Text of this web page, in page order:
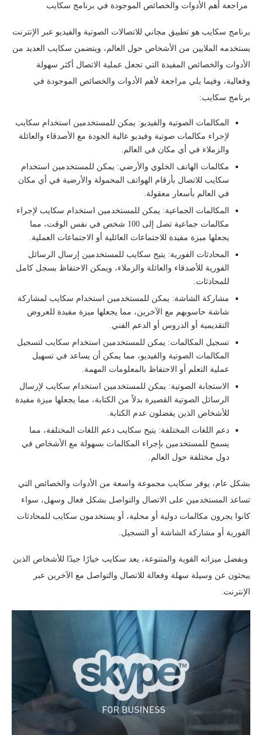
مراجعة أهم الأدوات والخصائص الموجودة في برنامج سكايب
برنامج سكايب هو تطبيق مجاني للاتصالات الصوتية والفيديو عبر الإنترنت
يستخدمه الملايين من الأشخاص حول العالم، ويتضمن سكايب العديد من
الأدوات والخصائص المفيدة التي تجعل عملية الاتصال أكثر سهولة
وفعالية، وفيما يلي مراجعة لأهم الأدوات والخصائص الموجودة في
برنامج سكايب:
المكالمات الصوتية والفيديو: يمكن للمستخدمين استخدام سكايب
لإجراء مكالمات صوتية وفيديو عالية الجودة مع الأصدقاء والعائلة
والزملاء في أي مكان في العالم.
مكالمات الهاتف الخلوي والأرضي: يمكن للمستخدمين استخدام
سكايب للاتصال بأرقام الهواتف المحمولة والأرضية في أي مكان
في العالم بأسعار معقولة.
المكالمات الجماعية: يمكن للمستخدمين استخدام سكايب لإجراء
مكالمات جماعية تصل إلى 100 شخص في نفس الوقت، مما
يجعلها ميزة مفيدة للاجتماعات العائلية أو الاجتماعات العملية.
المحادثات الفورية: يتيح سكايب للمستخدمين إرسال الرسائل
الفورية للأصدقاء والعائلة والزملاء، ويمكن الاحتفاظ بسجل كامل
للمحادثات.
مشاركة الشاشة: يمكن للمستخدمين استخدام سكايب لمشاركة
شاشة حاسوبهم مع الآخرين، مما يجعلها ميزة مفيدة للعروض
التقديمية أو الدروس أو الدعم الفني.
تسجيل المكالمات: يمكن للمستخدمين استخدام سكايب لتسجيل
المكالمات الصوتية والفيديو، مما يمكن أن يساعد في تسهيل
عملية التعلم أو الاحتفاظ بالمعلومات المهمة.
الاستجابة الصوتية: يمكن للمستخدمين استخدام سكايب لإرسال
الرسائل الصوتية القصيرة بدلاً من الكتابة، مما يجعلها ميزة مفيدة
للأشخاص الذين يفضلون عدم الكتابة.
دعم اللغات المختلفة: يتيح سكايب دعم اللغات المختلفة، مما
يسمح للمستخدمين بإجراء المكالمات بسهولة مع الأشخاص في
دول مختلفة حول العالم.
بشكل عام، يوفر سكايب مجموعة واسعة من الأدوات والخصائص التي
تساعد المستخدمين على الاتصال والتواصل بشكل فعال وسهل، سواء
كانوا يجرون مكالمات دولية أو محلية، أو يستخدمون سكايب للمحادثات
الفورية أو مشاركة الشاشة أو التسجيل.
وبفضل ميزاته القوية والمتنوعة، يعد سكايب خيارًا جيدًا للأشخاص الذين
يبحثون عن وسيلة سهلة وفعالة للاتصال والتواصل مع الآخرين عبر
الإنترنت.